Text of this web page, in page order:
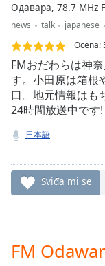
Loaded:
0.00%
Stream
Type LIVE
Seek to
live,
currently
behind
liveLIVE
Remaining
Time
1x
Chapters
Одавара, 78.7 MHz
news talk japanese
Ocena:
FMおだわらは神
す。小田原は箱根
口。地元情報はも
24時間放送中です!
日本語
Sviđa mi se
FM